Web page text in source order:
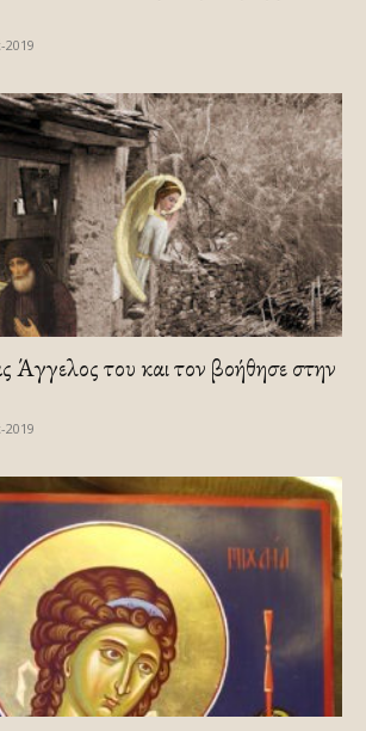
2019
του και τον βοήθησε στην
2019